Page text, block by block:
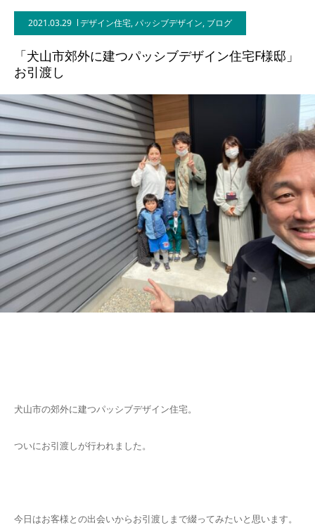
2021.03.29 デザイン住宅,パッシブデザイン, ブログ
「犬山市郊外に建つパッシブデザイン住宅F様邸」
お引渡し
犬山市の郊外に建つパッシブデザイン住宅。
ついにお引渡しが行われました。
今日はお客様との出会いからお引渡しまで綴ってみたいと思います。
BLOG
CONTACT